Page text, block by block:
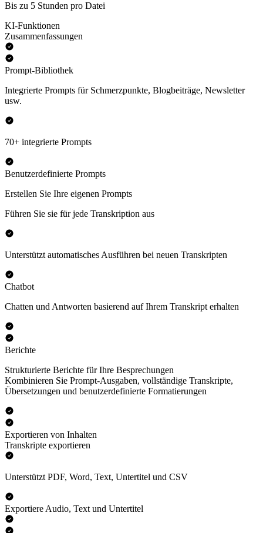
Bis zu 5 Stunden pro Datei
KI-Funktionen
Zusammenfassungen
Prompt-Bibliothek
Integrierte Prompts für Schmerzpunkte, Blogbeiträge, Newsletter
usw.
70+ integrierte Prompts
Benutzerdefinierte Prompts
Erstellen Sie Ihre eigenen Prompts
Führen Sie sie für jede Transkription aus
Unterstützt automatisches Ausführen bei neuen Transkripten
Chatbot
Chatten und Antworten basierend auf Ihrem Transkript erhalten
Berichte
Strukturierte Berichte für Ihre Besprechungen
Kombinieren Sie Prompt-Ausgaben, vollständige Transkripte,
Übersetzungen und benutzerdefinierte Formatierungen
Exportieren von Inhalten
Transkripte exportieren
Unterstützt PDF, Word, Text, Untertitel und CSV
Exportiere Audio, Text und Untertitel